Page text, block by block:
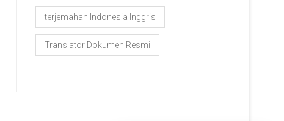
terjemahan Indonesia Inggris
Translator Dokumen Resmi